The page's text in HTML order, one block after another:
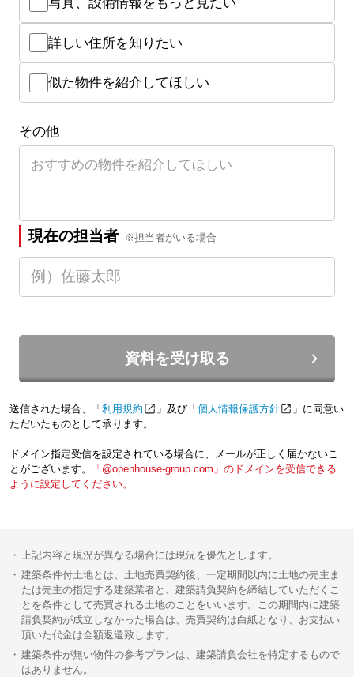
詳しい住所を知りたい
似た物件を紹介してほしい
その他
現在の担当者 ※担当者がいる場合
資料を受け取る
送信された場合、「 利用規約 」及び「 個人情報保護方針
」に同意い
ただいたものとして承ります。
ドメイン指定受信を設定されている場合に、メールが正しく届かないこ
とがございます。
「@openhouse-group.com」のドメインを受信できる
ように設定してください。
上記内容と現況が異なる場合には現況を優先とします。
建築条件付土地とは、土地売買契約後、一定期間以内に土地の売主ま
たは売主の指定する建築業者と、建築請負契約を締結していただくこ
とを条件として売買される土地のことをいいます。この期間内に建築
請負契約が成立しなかった場合は、売買契約は白紙となり、お支払い
頂いた代金は全額返還致します。
建築条件が無い物件の参考プランは、建築請負会社を特定するもので
はありません。